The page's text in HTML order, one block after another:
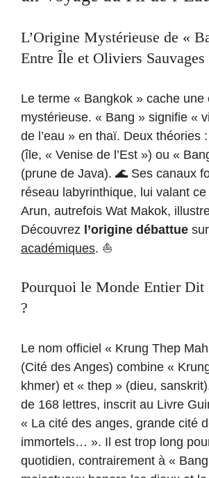
L’Origine Mystérieuse de «
Entre Île et Oliviers Sauvages
Le terme « Bangkok » cache une
mystérieuse. « Bang » signifie «
de l’eau » en thaï. Deux théories
(île, « Venise de l’Est ») ou «
(prune de Java). 🌊 Ses canaux
réseau labyrinthique, lui valant
Arun, autrefois Wat Makok,
Découvrez l’origine débattue sur
académiques. ⛵️
Pourquoi le Monde Entier Dit
?
Le nom officiel « Krung Thep
(Cité des Anges) combine «
khmer) et « thep » (dieu,
de 168 lettres, inscrit au Livre
« La cité des anges, grande cité
immortels… ». Il est trop long
quotidien, contrairement à «